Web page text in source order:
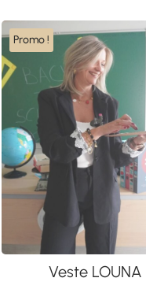
Promo !
Veste LOUNA